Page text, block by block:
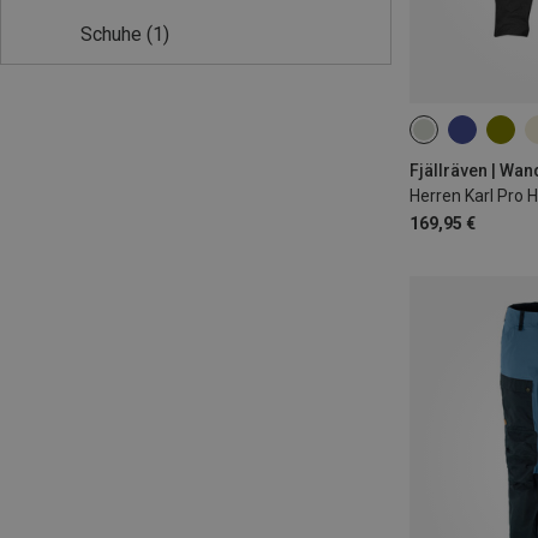
Schuhe (1)
Fjällräven |
Herren Karl Pro
169,95 €
S M XXL